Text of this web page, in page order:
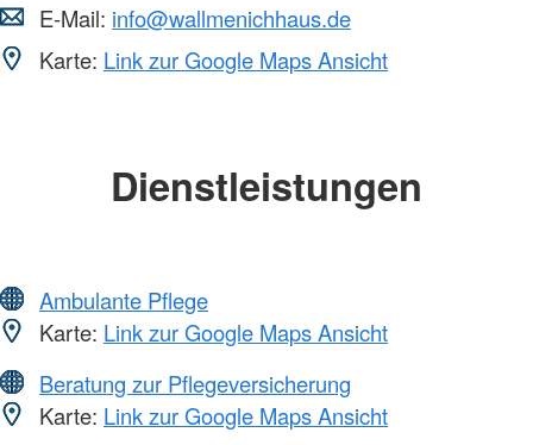
E-Mail: info@wallmenichhaus.de
Karte: Link zur Google Maps Ansicht
Dienstleistungen
Ambulante Pflege
Karte: Link zur Google Maps Ansicht
Beratung zur Pflegeversicherung
Karte: Link zur Google Maps Ansicht